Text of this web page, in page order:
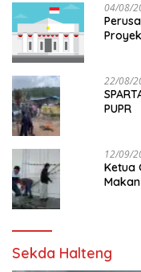
04/08/
22/08/
PUPR
12/09/
Ketua
Sekda Halteng